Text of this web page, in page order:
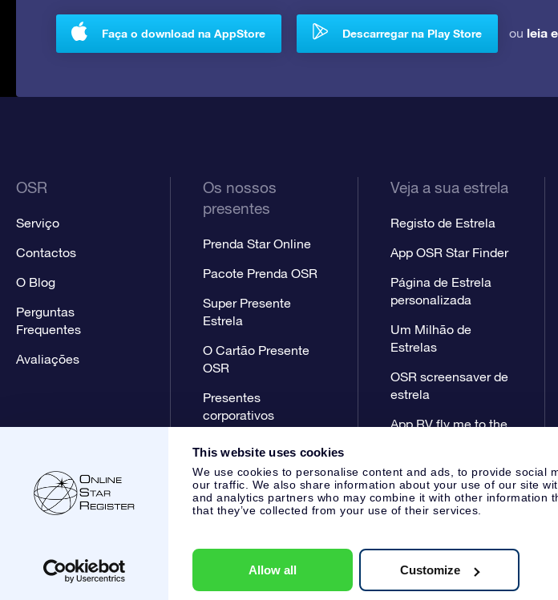
This website uses cookies
We use cookies to personalise content and ads, to provide social
our traffic. We also share information about your use of our site
and analytics partners who may combine it with other information
that they’ve collected from your use of their services.
Allow all Customize
Faça o download na AppStore Descarregar na Play Store ou leia
OSR
Serviço
Contactos
O Blog
Perguntas
Frequentes
Avaliações
Os nossos
presentes
Prenda Star Online
Pacote Prenda OSR
Super Presente
Estrela
O Cartão Presente
OSR
Presentes
corporativos
Veja a sua estrela
Registo de Estrela
App OSR Star Finder
Página de Estrela
personalizada
Um Milhão de
Estrelas
OSR screensaver de
estrela
App RV fly me to the
Apoio ao Cliente:help@osr.org KVK: 60333553, VAT: NL 8538.62.722B01